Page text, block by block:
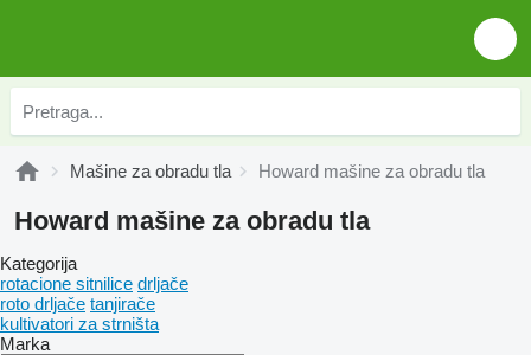
Mašine za obradu tla Howard mašine za obradu tla
Howard mašine za obradu tla
Kategorija
rotacione sitnilice drljače
roto drljače tanjirače
kultivatori za strništa
Marka